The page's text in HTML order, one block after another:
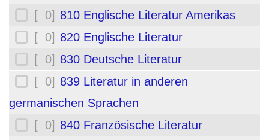
[ 0] 810 Englische Literatur Amerikas
[ 0] 820 Englische Literatur
[ 0] 830 Deutsche Literatur
[ 0] 839 Literatur in anderen
germanischen Sprachen
[ 0] 840 Französische Literatur